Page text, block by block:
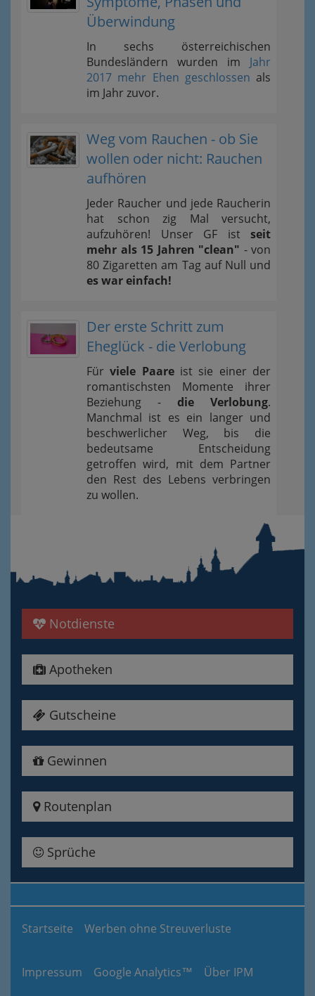
Überwindung
In sechs österreichischen
Bundesländern wurden im Jahr
2017 mehr Ehen geschlossen als
im Jahr zuvor.
Weg vom Rauchen - ob Sie
wollen oder nicht: Rauchen
aufhören
Jeder Raucher und jede Raucherin
hat schon zig Mal versucht,
aufzuhören! Unser GF ist seit
mehr als 15 Jahren "clean" - von
80 Zigaretten am Tag auf Null und
es war einfach!
Der erste Schritt zum
Eheglück - die Verlobung
Fürviele Paareist sie einer der
romantischsten Momente ihrer
Beziehung - die Verlobung.
Manchmal ist es ein langer und
beschwerlicher Weg, bis die
bedeutsame Entscheidung
getroffen wird, mit dem Partner
den Rest des Lebens verbringen
zu wollen.
Notdienste
Apotheken
Gutscheine
Gewinnen
Routenplan
Sprüche
Startseite Werben ohne Streuverluste
Impressum Google Analytics™ Über IPM